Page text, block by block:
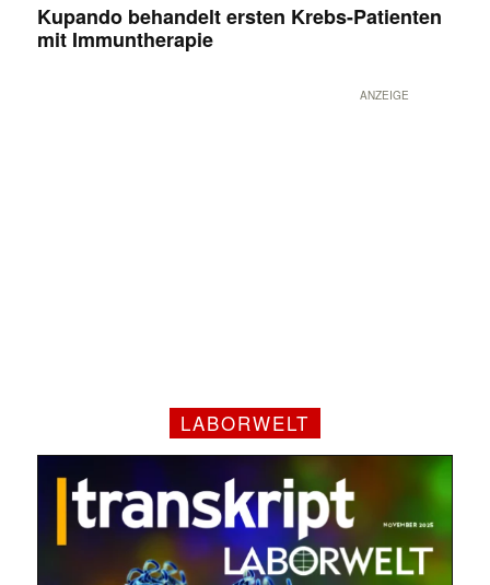
Kupando behandelt ersten Krebs-Patienten
mit Immuntherapie
ANZEIGE
LABORWELT